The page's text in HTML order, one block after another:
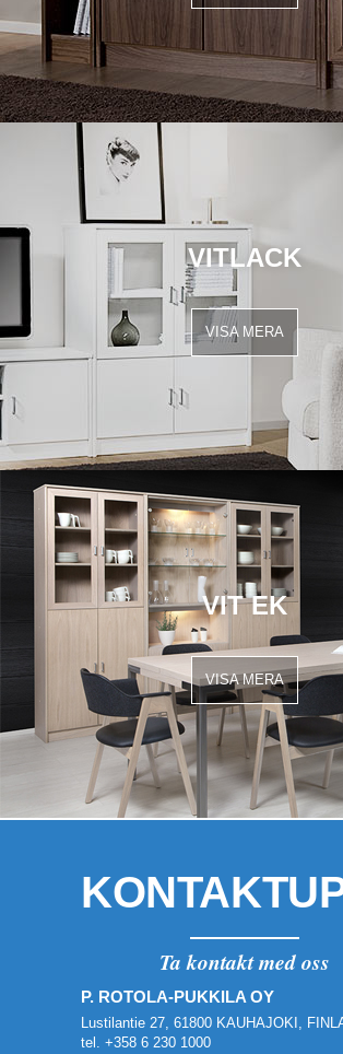
VITLACK
VISA MERA
VIT EK
VISA MERA
Ta kontakt med oss
P. ROTOLA-PUKKILA OY
Lustilantie 27, 61800 KAUHAJOKI,
tel. +358 6 230 1000